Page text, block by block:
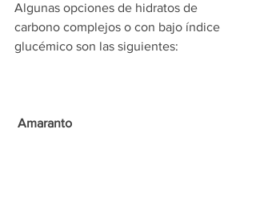
Algunas opciones de hidratos de
carbono complejos o con bajo índice
glucémico son las siguientes:
Amaranto